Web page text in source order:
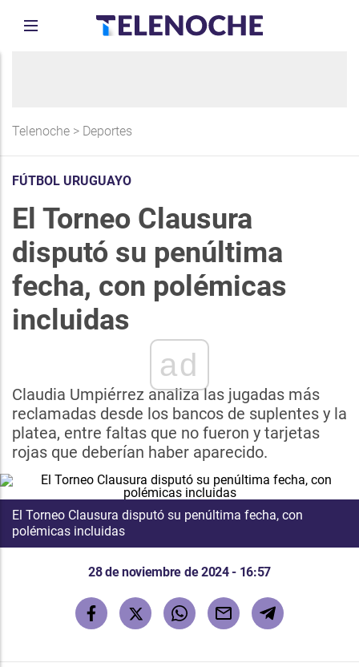
Telenoche > Deportes
FÚTBOL URUGUAYO
El Torneo Clausura
disputó su penúltima
fecha, con polémicas
incluidas
ad
Claudia Umpiérrez analiza las jugadas más
reclamadas desde los bancos de suplentes y la
platea, entre faltas que no fueron y tarjetas
rojas que deberían haber aparecido.
El Torneo Clausura disputó su penúltima fecha, con
polémicas incluidas
28 de noviembre de 2024 - 16:57